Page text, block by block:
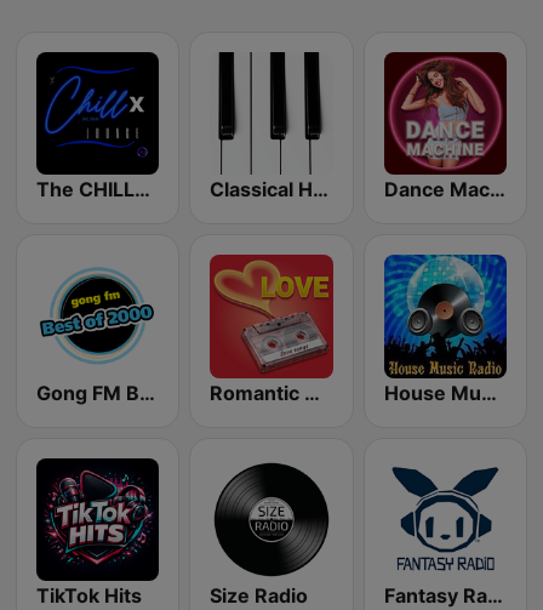
The CHILLx Lounge Classical Horizon Radio (International) Dance Machine
Gong FM Best of 2000 Romantic Vibes House Music Radio
TikTok Hits Size Radio Fantasy Radio UK